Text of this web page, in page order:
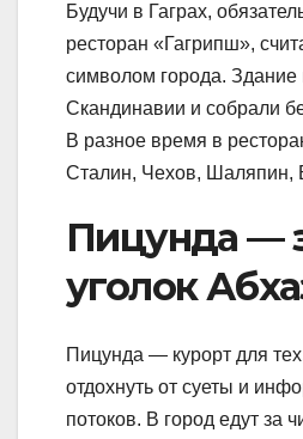
Будучи в Гаграх,
ресторан «Гагрипш»,
символом города. Здание
Скандинавии и собрали
В разное время в
Сталин, Чехов, Шаляпин,
Пицунда —
уголок
Пицунда — курорт для
отдохнуть от суеты и
потоков. В город едут за